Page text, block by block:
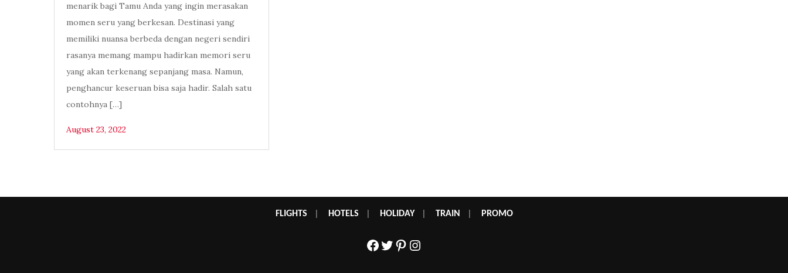
menarik bagi Tamu Anda yang ingin merasakan
momen seru yang berkesan. Destinasi yang
memiliki nuansa berbeda dengan negeri sendiri
rasanya memang mampu hadirkan memori seru
yang akan terkenang sepanjang masa. Namun,
penghancur keseruan bisa saja hadir. Salah satu
contohnya […]
August 23, 2022
FLIGHTS HOTELS HOLIDAY| TRAIN PROMO
Facebook
Twitter
Pinterest
Instagram